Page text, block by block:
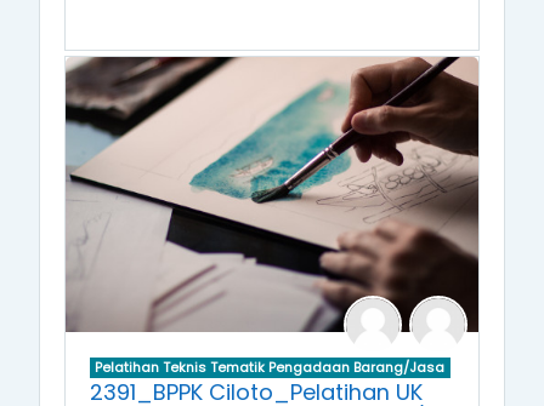
Pelatihan Teknis Tematik Pengadaan Barang/Jasa
2391_BPPK Ciloto_Pelatihan UK